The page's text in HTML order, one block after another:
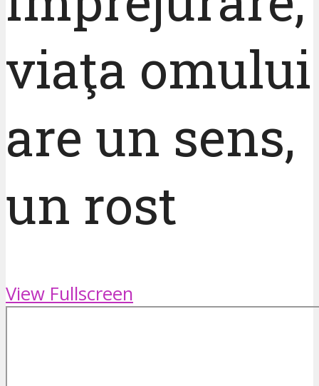
viaţa omului
are un sens,
un rost
View Fullscreen